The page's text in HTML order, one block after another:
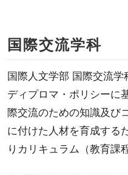
国際交流学科
国際人文学部 国際交流
ディプロマ・ポリシーに
際交流のための知識及び
に付けた人材を育成する
りカリキュラム（教育課